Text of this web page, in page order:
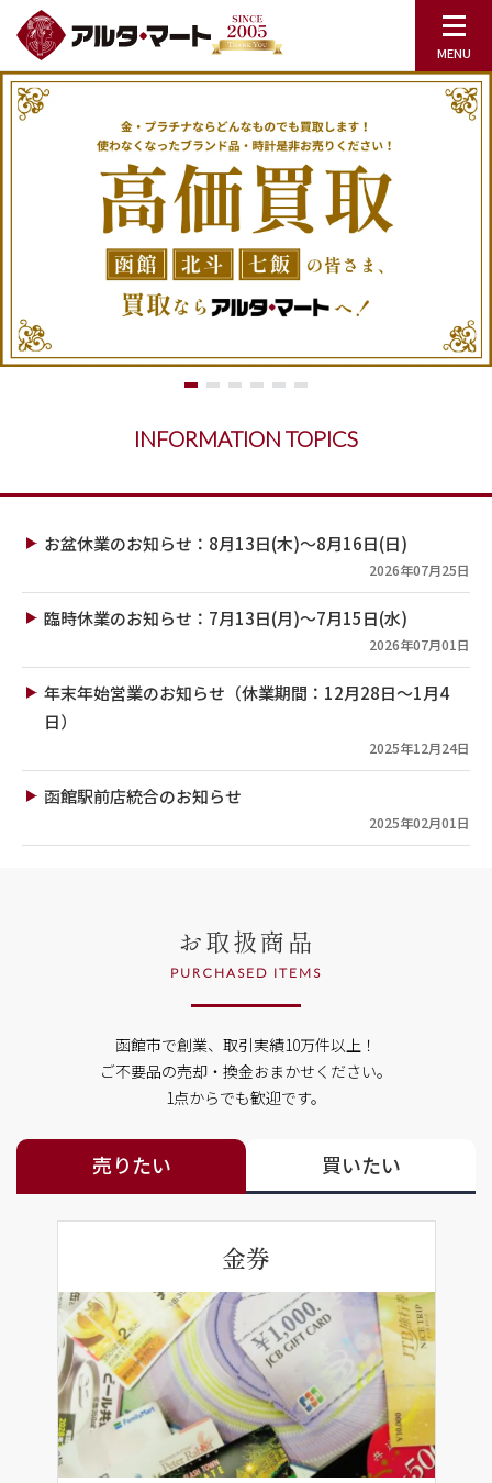
INFORMATION TOPICS
お盆休業のお知らせ：8月13日(木)～8月16日(日)
2026年07月25日
臨時休業のお知らせ：7月13日(月)～7月15日(水)
2026年07月01日
年末年始営業のお知らせ（休業期間：12月28日～1月4
日）
2025年12月24日
函館駅前店統合のお知らせ
2025年02月01日
お取扱商品
PURCHASED ITEMS
函館市で創業、取引実績10万件以上！
ご不要品の売却・換金おまかせください。
1点からでも歓迎です。
売りたい 買いたい
金券